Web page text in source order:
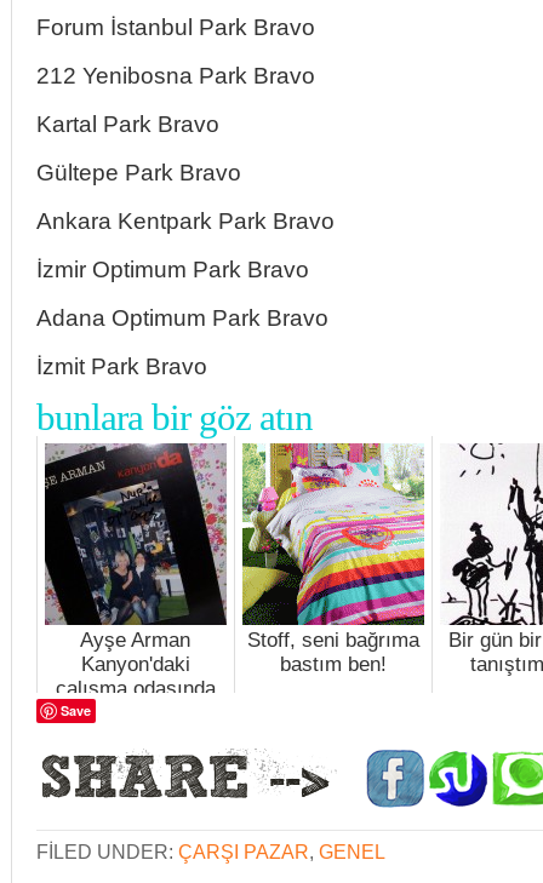
Forum İstanbul Park Bravo
212 Yenibosna Park Bravo
Kartal Park Bravo
Gültepe Park Bravo
Ankara Kentpark Park Bravo
İzmir Optimum Park Bravo
Adana Optimum Park Bravo
İzmit Park Bravo
bunlara bir göz atın
Ayşe Arman
Kanyon'daki
çalışma odasında
Stoff, seni bağrıma
bastım ben!
Bir gün
Save
FILED UNDER: ÇARŞI PAZAR, GENEL